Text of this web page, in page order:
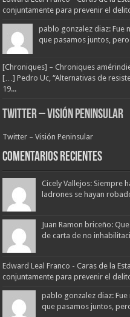
conjuntamente para prevenir el
pablo gonzalez diaz: Fue
que pasamos juntos,
[Chroniques] – Chroniques
[…] Pedro Uc, “Alternativas de
19...
Twitter – Visión Peninsular
Twitter – Visión Peninsular
Comentarios Recientes
Cicely Vallejos: Siempre
ladrones se hayan
Juan Ramon briceño:
de carta de no
Edward Leal Franco - Caras de la
conjuntamente para prevenir el
pablo gonzalez diaz:
que pasamos juntos,